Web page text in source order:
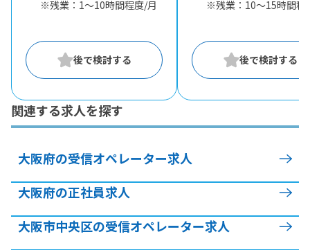
※残業：1〜10時間程度/月 ※残業：10〜15時間程
関連する求人を探す
大阪府の受信オペレーター求人
大阪府の正社員求人
大阪市中央区の受信オペレーター求人